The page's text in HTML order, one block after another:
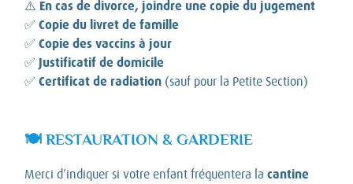
⚠️ En cas de divorce, joindre une copie du jugement
✅ Copie du livret de famille
✅ Copie des vaccins à jour
✅ Justificatif de domicile
✅ Certificat de radiation (sauf pour la Petite Section)
🍽️ RESTAURATION & GARDERIE
Merci d’indiquer si votre enfant fréquentera la cantine